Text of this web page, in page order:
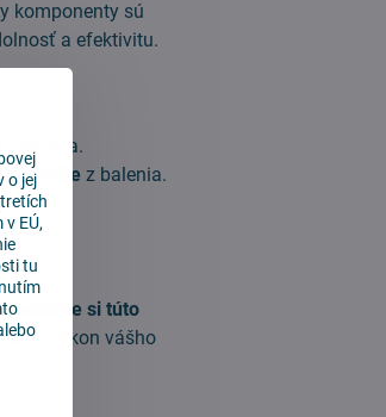
komponenty sú
a efektivitu.
textílie z balenia.
si túto
výkon vášho
o jej
EÚ,
tu